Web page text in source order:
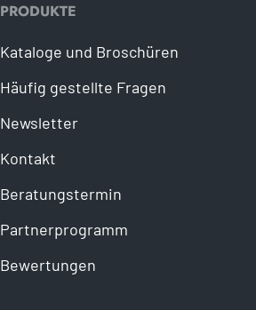
PRODUKTE
Kataloge und Broschüren
Häufig gestellte Fragen
Newsletter
Kontakt
Beratungstermin
Partnerprogramm
Bewertungen